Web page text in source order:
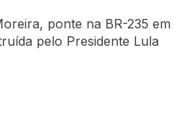
ponte na BR-235 em
pelo Presidente Lula